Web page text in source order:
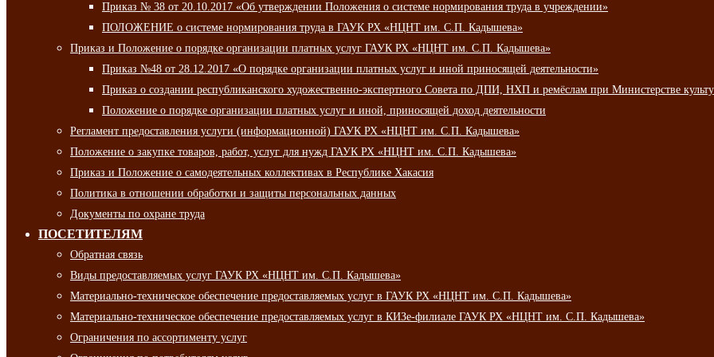
Приказ № 38 от 20.10.2017 «Об утверждении Положения о системе нормирования труда в учреждении»
ПОЛОЖЕНИЕ о системе нормирования труда в ГАУК РХ «НЦНТ им. С.П. Кадышева»
Приказ и Положение о порядке организации платных услуг ГАУК РХ «НЦНТ им. С.П. Кадышева»
Приказ №48 от 28.12.2017 «О порядке организации платных услуг и иной приносящей деятельности»
Приказ о создании республиканского художественно-экспертного Совета по ДПИ, НХП и ремёслам при Министерстве
Положение о порядке организации платных услуг и иной, приносящей доход деятельности
Регламент предоставления услуги (информационной) ГАУК РХ «НЦНТ им. С.П. Кадышева»
Положение о закупке товаров, работ, услуг для нужд ГАУК РХ «НЦНТ им. С.П. Кадышева»
Приказ и Положение о самодеятельных коллективах в Республике Хакасия
Политика в отношении обработки и защиты персональных данных
Документы по охране труда
ПОСЕТИТЕЛЯМ
Обратная связь
Виды предоставляемых услуг ГАУК РХ «НЦНТ им. С.П. Кадышева»
Материально-техническое обеспечение предоставляемых услуг в ГАУК РХ «НЦНТ им. С.П. Кадышева»
Материально-техническое обеспечение предоставляемых услуг в КИЗе-филиале ГАУК РХ «НЦНТ им. С.П. Кадышева»
Ограничения по ассортименту услуг